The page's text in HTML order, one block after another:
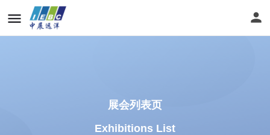
展会列表页
Exhibitions List